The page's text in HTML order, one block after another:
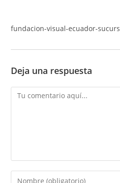
fundacion-visual-ecuador-
Deja una respuesta